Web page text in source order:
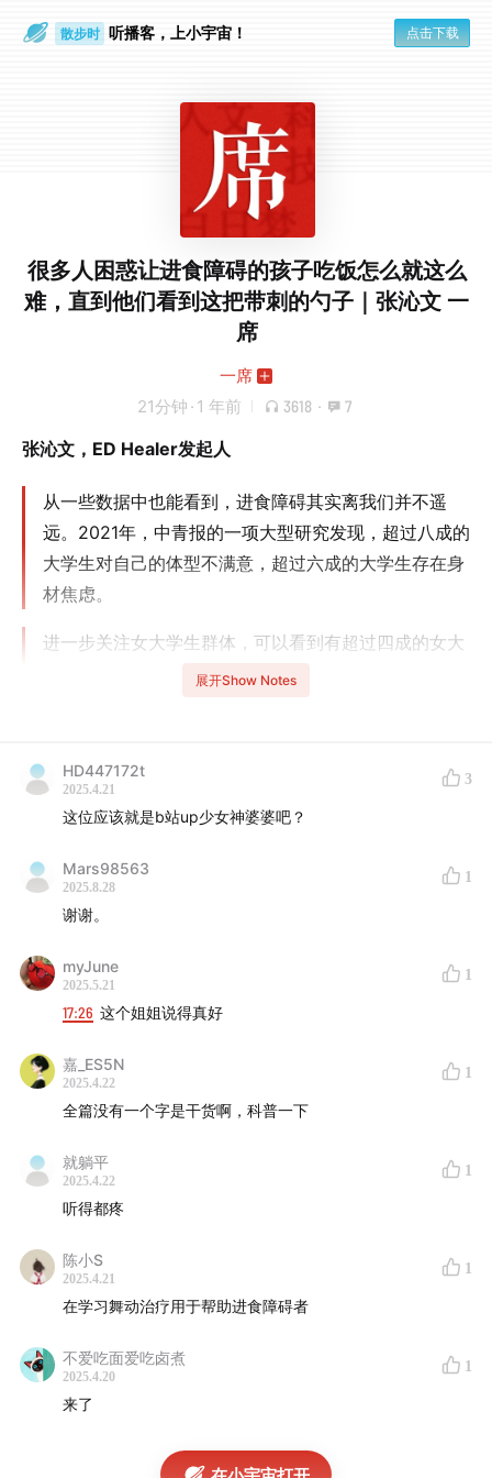
散步时 听播客，上小宇宙！ 点击下载
很多人困惑让进食障碍的孩子吃饭怎么就这么
难，直到他们看到这把带刺的勺子｜张沁文 一
席
一席
21分钟 · 1 年前 3618 · 7
张沁文，ED Healer发起人
从一些数据中也能看到，进食障碍其实离我们并不遥
远。2021年，中青报的一项大型研究发现，超过八成的
大学生对自己的体型不满意，超过六成的大学生存在身
材焦虑。
进一步关注女大学生群体，可以看到有超过四成的女大
学生出现过限制性的进食行为，也就是日常生活中的节
张沁文是ED Healer的发起人，也是一位曾与进食障碍交
进食障碍，是精神科死亡率最高的疾病，并非简单的挑食
或偏食，而是一组严重的心理和生理疾病，主要包括神经
性厌食症、神经性贪食症和暴食障碍等。
在康复的过程中，张沁文发现互联网上还有很多同样饱受
进食障碍折磨的女生。ED Healer由此而生，组织不只是
食障碍的职责，与高校、学者合作，希望帮助进食障碍患
者找到更有效的治疗方法和干预措施。
人心。2024年7月，上海市精神卫生中心的600号画廊举
展开Show Notes
HD447172t
2025.4.21
3
这位应该就是b站up少女神婆婆吧？
Mars98563
2025.8.28
1
谢谢。
myJune
2025.5.21
1
17:26 这个姐姐说得真好
嘉_ES5N
2025.4.22
1
全篇没有一个字是干货啊，科普一下
就躺平
2025.4.22
1
听得都疼
陈小S
2025.4.21
1
在学习舞动治疗用于帮助进食障碍者
不爱吃面爱吃卤煮
2025.4.20
1
来了